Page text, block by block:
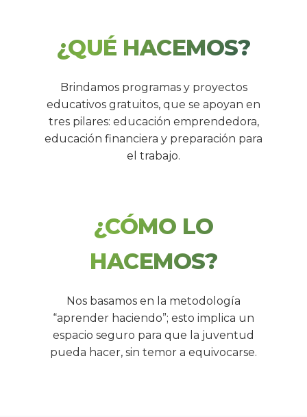
¿QUÉ HACEMOS?
Brindamos programas y proyectos
educativos gratuitos, que se apoyan en
tres pilares: educación emprendedora,
educación financiera y preparación para
el trabajo.
¿CÓMO LO
HACEMOS?
Nos basamos en la metodología
“aprender haciendo”; esto implica un
espacio seguro para que la juventud
pueda hacer, sin temor a equivocarse.